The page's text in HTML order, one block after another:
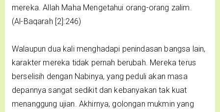
mereka. Allah Maha Mengetahui orang-orang zalim.
(Al-Baqarah [2]:246)
Walaupun dua kali menghadapi penindasan bangsa lain,
karakter mereka tidak pernah berubah. Mereka terus
berselisih dengan Nabinya, yang peduli akan masa
depannya sangat sedikit dan kebanyakan tak kuat
menanggung ujian. Akhirnya, golongan mukmin yang